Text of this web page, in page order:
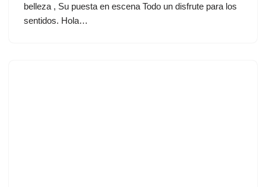
belleza , Su puesta en escena Todo un disfrute para los
sentidos. Hola…